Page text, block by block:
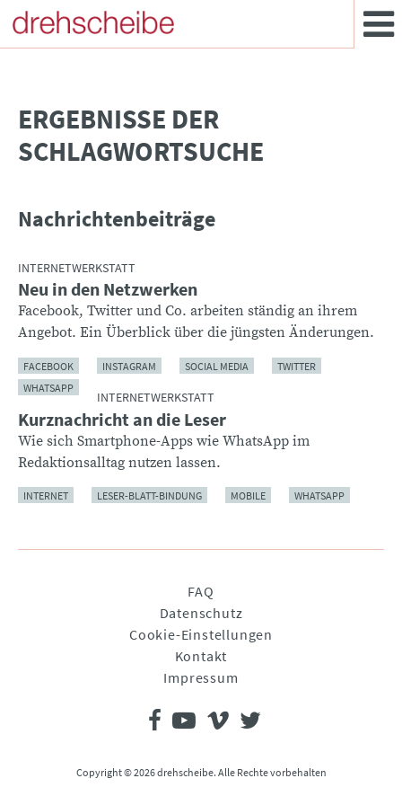
­ERGEBNISSE DER
SCHLAGWORTSUCHE
Nachrichtenbeiträge
INTERNETWERKSTATT
Neu in den Netzwerken
Facebook, Twitter und Co. arbeiten ständig an ihrem
Angebot. Ein Überblick über die jüngsten Änderungen.
FACEBOOK INSTAGRAM SOCIAL MEDIA
TWITTER
WHATSAPP
INTERNETWERKSTATT
Kurznachricht an die Leser
Wie sich Smartphone-Apps wie WhatsApp im
Redaktionsalltag nutzen lassen.
INTERNET LESER-BLATT-BINDUNG MOBILE WHATSAPP
FAQ
Datenschutz
Cookie-Einstellungen
Kontakt
Impressum
Copyright © 2026 drehscheibe. Alle Rechte vorbehalten